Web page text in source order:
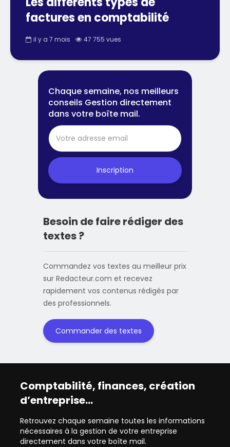
factures en comptabilité
il y a 7 mois 47 755 vues
Chaque semaine, nos meilleurs
conseils Gestion directement
dans votre boîte mail.
Inscription
Besoin de faire rédiger des
textes ?
Commandez vos textes au meilleur prix
sur Redacteur.com et recevez
rapidement vos contenus rédigés par
des professionnels.
Commander des textes
Comptabilité, finances, création
d’entreprise…
Retrouvez chaque semaine toutes les informations
nécessaires à la gestion de votre entreprise
directement dans votre boîte mail.